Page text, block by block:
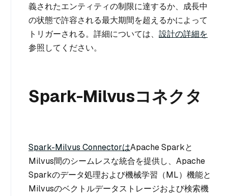
義されたエンティティの制限に達するか、成長中
の状態で許容される最大期間を超えるかによって
トリガーされる。詳細については、 設計の詳細を
参照してください。
Spark-Milvusコネクタ
Spark-Milvus ConnectorはApache Sparkと
Milvus間のシームレスな統合を提供し、Apache
Sparkのデータ処理および機械学習（ML）機能と
Milvusのベクトルデータストレージおよび検索機